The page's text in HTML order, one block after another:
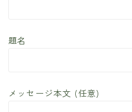
題名
メッセージ本文 (任意)